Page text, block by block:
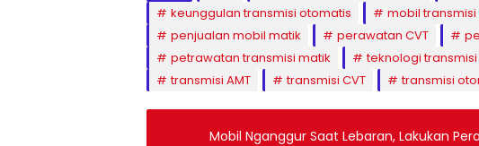
keunggulan transmisi otomatis
mobil
penjualan mobil matik
perawatan CVT
petrawatan transmisi matik
teknologi transmisi
transmisi AMT
transmisi CVT transmisi
Mobil Nganggur Saat Lebaran, Lakukan